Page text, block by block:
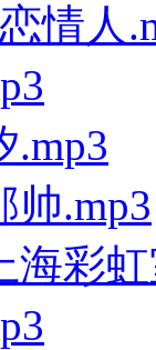
情人
.mp3
帅.mp3
彩